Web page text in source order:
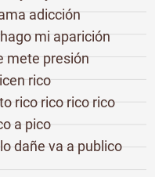
adicción
mi aparición
mete presión
rico
rico rico rico rico
a pico
dañe va a publico